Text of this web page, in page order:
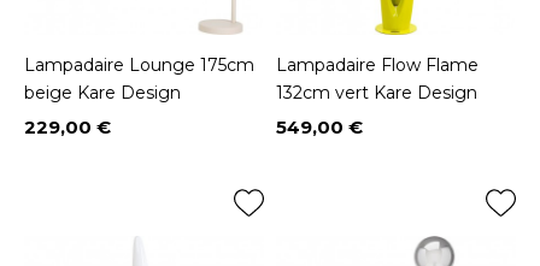
Lampadaire Lounge 175cm
beige Kare Design
Prix
229,00 €
Lampadaire Flow Flame
132cm vert Kare Design
Prix
549,00 €